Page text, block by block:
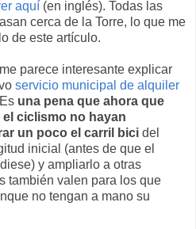
aquí (en inglés). Todas las
cerca de la Torre, lo que me
de este artículo.
parece interesante explicar
servicio municipal de alquiler
una pena que ahora que
ciclismo no hayan
un poco el carril bici del
inicial (antes de que el
y ampliarlo a otras
también valen para los que
no tengan a mano su